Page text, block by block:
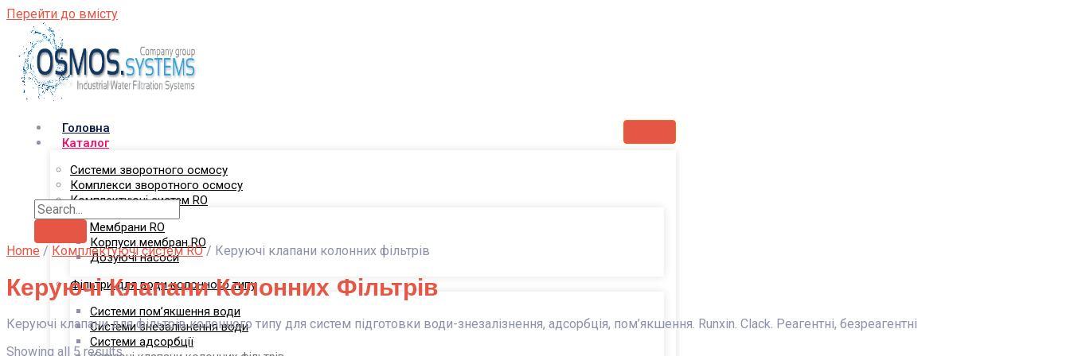
Перейти до вмісту
Головна
Каталог
Системи зворотного осмосу
Комплекси зворотного осмосу
Комплектуючі систем RO
Мембрани RO
Корпуси мембран RO
Дозуючі насоси
Фільтри для води колонного типу
Системи пом’якшення води
Системи знезалізнення води
Системи адсорбції
Home / Комплектуючі систем RO/ Керуючі клапани колонних фільтрів
Керуючі Клапани Колонних Фільтрів
Керуючі клапани для фільтрів колонного типу для систем підготовки води-знезалізнення, адсорбція, пом’якшення. Runxin. Clack. Реагентні, безреагентні
Showing all 5 results